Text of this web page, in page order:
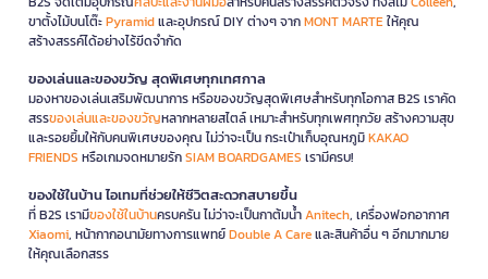
ขาตั้งไม้บนโต๊ะPyramidและอุปกรณ์ DIY ต่างๆ จากMONT MARTEให้คุณ
สร้างสรรค์ได้อย่างไร้ขีดจำกัด
ของเล่นและของขวัญ สุดพิเศษทุกเทศกาล
มองหาของเล่นเสริมพัฒนาการ หรือของขวัญสุดพิเศษสำหรับทุกโอกาส B2S เราคัด
สรรของเล่นและของขวัญหลากหลายสไตล์ เหมาะสำหรับทุกเพศทุกวัย สร้างความสุข
และรอยยิ้มให้กับคนพิเศษของคุณ ไม่ว่าจะเป็น กระเป๋าเก็บอุณหภูมิKAKAO
FRIENDS หรือเกมจดหมายรักSIAM BOARDGAMES เรามีครบ!
ของใช้ในบ้าน ไอเทมที่ช่วยให้ชีวิตสะดวกสบายขึ้น
ที่ B2S เรามีของใช้ในบ้านครบครัน ไม่ว่าจะเป็นกาต้มน้ำAnitech, เครื่องฟอกอากาศ
Xiaomi, หน้ากากอนามัยทางการแพทย์Double A Careและสินค้าอื่น ๆ อีกมากมาย
ให้คุณเลือกสรร